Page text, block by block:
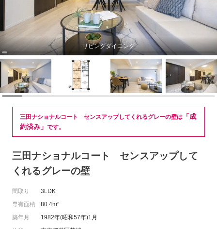
リビングダイニング
三田ナショナルコート センスアップしてくれるグレーの壁は 「成
約済み」 です。
三田ナショナルコート センスアップして
くれるグレーの壁
間取り
3LDK
専有面積
80.4m²
築年月
1982年(昭和57年)1月